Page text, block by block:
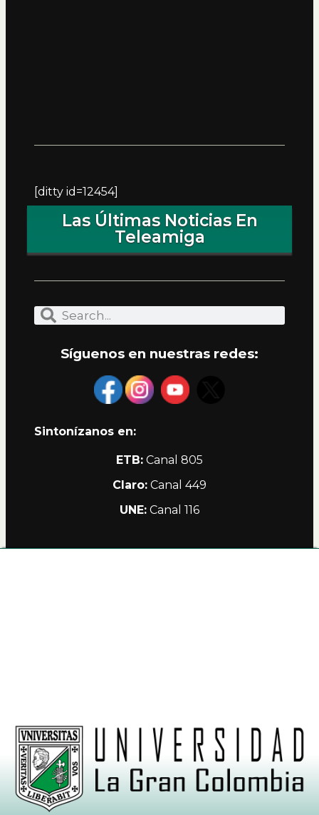
[ditty id=12454]
Las Últimas Noticias En
Teleamiga
Síguenos en nuestras redes:
Sintonízanos en:
ETB: Canal 805
Claro: Canal 449
UNE: Canal 116